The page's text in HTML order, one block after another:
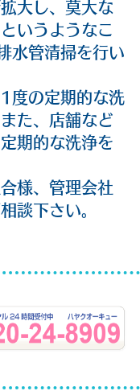
大し、莫大な
いうようなこ
水管清掃を行い
度の定期的な洗
た、店舗など
期的な洗浄を
様、管理会社
談下さい。